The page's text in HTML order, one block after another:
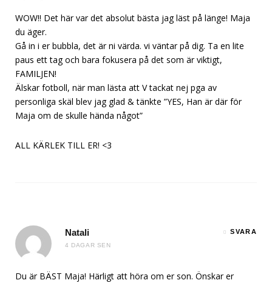
WOW!! Det här var det absolut bästa jag läst på länge! Maja
du äger.
Gå in i er bubbla, det är ni värda. vi väntar på dig. Ta en lite
paus ett tag och bara fokusera på det som är viktigt,
FAMILJEN!
Älskar fotboll, när man lästa att V tackat nej pga av
personliga skäl blev jag glad & tänkte ”YES, Han är där för
Maja om de skulle hända något”
ALL KÄRLEK TILL ER! <3
Natali
4 DAGAR SEN
SVARA
Du är BÄST Maja! Härligt att höra om er son. Önskar er